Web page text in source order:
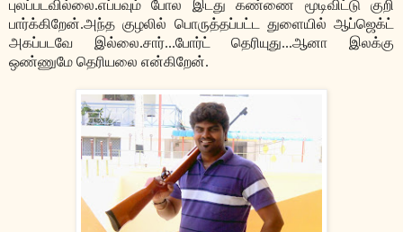
புலப்படவில்லை.எப்பவும் போல இடது கண்ணை மூடிவிட்டு குறி
பார்க்கிறேன்.அந்த குழலில் பொருத்தப்பட்ட துளையில் ஆப்ஜெக்ட்
அகப்படவே இல்லை.சார்...போர்ட் தெரியுது...ஆனா இலக்கு
ஒண்ணுமே தெரியலை என்கிறேன்.